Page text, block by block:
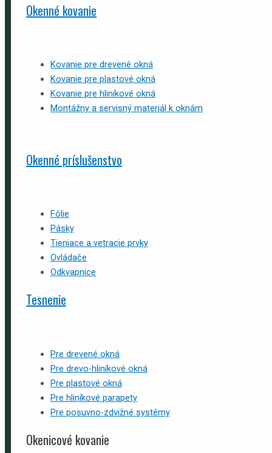
Okenné kovanie
Kovanie pre drevené okná
Kovanie pre plastové okná
Kovanie pre hliníkové okná
Montážny a servisný materiál k oknám
Okenné príslušenstvo
Fólie
Pásky
Tieniace a vetracie prvky
Ovládače
Odkvapnice
Tesnenie
Pre drevené okná
Pre drevo-hliníkové okná
Pre plastové okná
Pre hliníkové parapety
Pre posuvno-zdvižné systémy
Okenicové kovanie